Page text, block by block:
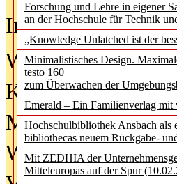
Forschung und Lehre in eigener
an der Hochschule für Technik
„Knowledge Unlatched ist der
Minimalistisches Design.
testo 160
zum Überwachen der
Emerald – Ein Familienverlag
Hochschulbibliothek Ansbach als
bibliothecas neuem Rückgabe-
Mit ZEDHIA der
Mitteleuropas auf der Spur
In der Ausgabe
Was
Kinder in der
Metadaten als
Wenn Bots